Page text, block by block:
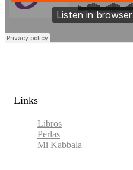
Links​
Libros
Perlas
Mi Kabbala